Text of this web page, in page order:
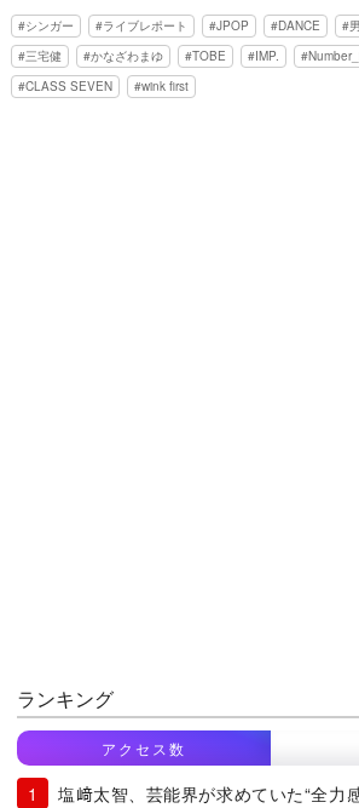
シンガー ライブレポート JPOP DANCE
三宅健
かなざわまゆ TOBE IMP.
CLASS SEVEN
wink first
ランキング
アクセス数
塩﨑太智、芸能界が求めていた“全力